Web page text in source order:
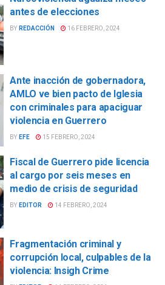
antes de elecciones
BY REDACCIÓN 16 FEBRERO, 2024
Ante inacción de gobernadora,
AMLO ve bien pacto de Iglesia
con criminales para apaciguar
violencia en Guerrero
BY EFE 15 FEBRERO, 2024
Fiscal de Guerrero pide licencia
al cargo por seis meses en
medio de crisis de seguridad
BY EDITOR 14 FEBRERO, 2024
Fragmentación criminal y
corrupción local, culpables de la
violencia: Insigh Crime